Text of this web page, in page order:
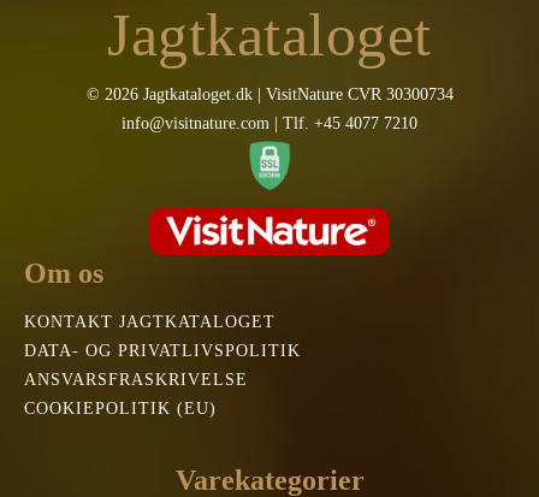
Jagtkataloget
© 2026 Jagtkataloget.dk | VisitNature CVR 30300734
info@visitnature.com | Tlf. +45 4077 7210
Om os
KONTAKT JAGTKATALOGET
DATA- OG PRIVATLIVSPOLITIK
ANSVARSFRASKRIVELSE
COOKIEPOLITIK (EU)
Varekategorier